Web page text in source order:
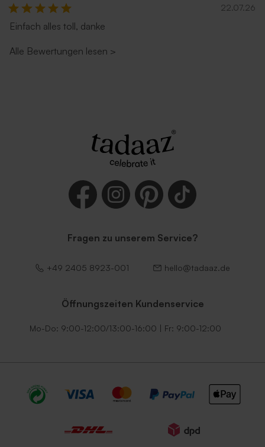
22.07.26
Einfach alles toll, danke
Alle Bewertungen lesen >
Fragen zu unserem Service?
+49 2405 8923-001 hello@tadaaz.de
Öffnungszeiten Kundenservice
Mo-Do: 9:00-12:00/13:00-16:00 | Fr: 9:00-12:00